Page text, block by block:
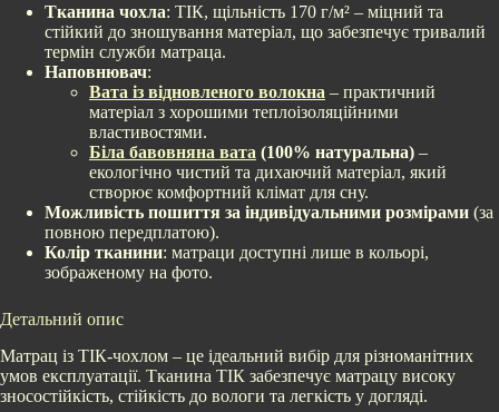
Тканина чохла: ТІК, щільність 170 г/м² – міцний та
стійкий до зношування матеріал, що забезпечує тривалий
термін служби матраца.
Наповнювач:
Вата із відновленого волокна – практичний
матеріал з хорошими теплоізоляційними
властивостями.
Біла бавовняна вата (100% натуральна) –
екологічно чистий та дихаючий матеріал, який
створює комфортний клімат для сну.
Можливість пошиття за індивідуальними розмірами (за
повною передплатою).
Колір тканини: матраци доступні лише в кольорі,
зображеному на фото.
Детальний опис
Матрац із ТІК-чохлом – це ідеальний вибір для різноманітних
умов експлуатації. Тканина ТІК забезпечує матрацу високу
зносостійкість, стійкість до вологи та легкість у догляді.